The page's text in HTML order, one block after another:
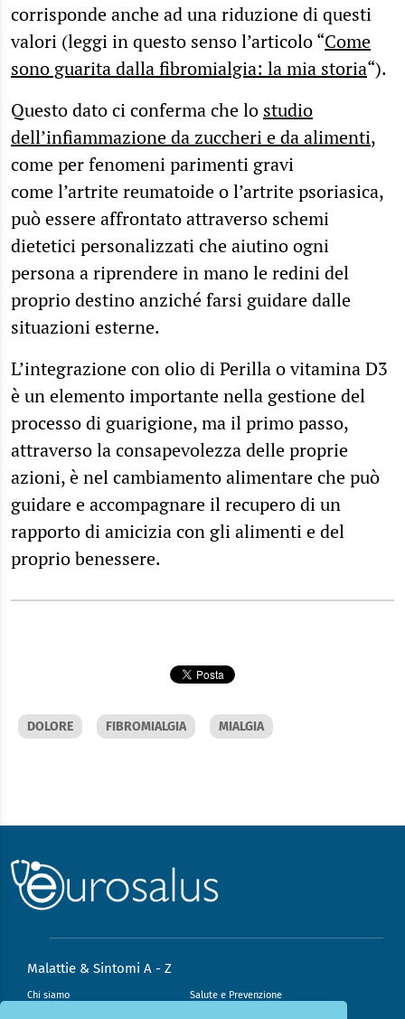
corrisponde anche ad una riduzione di questi
valori (leggi in questo senso l’articolo “Come
sono guarita dalla fibromialgia: la mia storia“).
Questo dato ci conferma che lo studio
dell’infiammazione da zuccheri e da alimenti,
come per fenomeni parimenti gravi
come l’artrite reumatoide o l’artrite psoriasica,
può essere affrontato attraverso schemi
dietetici personalizzati che aiutino ogni
persona a riprendere in mano le redini del
proprio destino anziché farsi guidare dalle
situazioni esterne.
L’integrazione con olio di Perilla o vitamina D3
è un elemento importante nella gestione del
processo di guarigione, ma il primo passo,
attraverso la consapevolezza delle proprie
azioni, è nel cambiamento alimentare che può
guidare e accompagnare il recupero di un
rapporto di amicizia con gli alimenti e del
proprio benessere.
DOLORE FIBROMIALGIA MIALGIA
Malattie & Sintomi A - Z
Chi siamo Salute e Prevenzione